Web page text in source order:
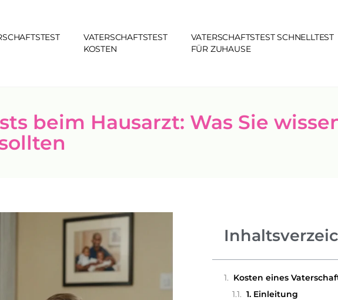
VATERSCHAFTSTEST
KOSTEN
VATERSCHAFTSTEST SCHNELLTEST
FÜR ZUHAUSE
beim Hausarzt: Was Sie
1. Einleitung